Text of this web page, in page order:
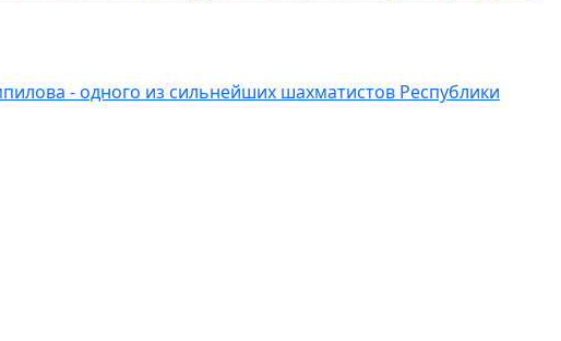
- одного из сильнейших шахматистов Республики